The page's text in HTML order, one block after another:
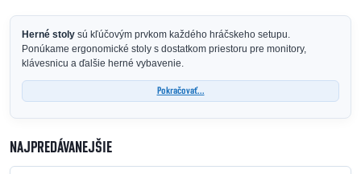
Herné stoly sú kľúčovým prvkom každého hráčskeho setupu.
Ponúkame ergonomické stoly s dostatkom priestoru pre monitory,
klávesnicu a ďalšie herné vybavenie.
Pokračovať...
NAJPREDÁVANEJŠIE